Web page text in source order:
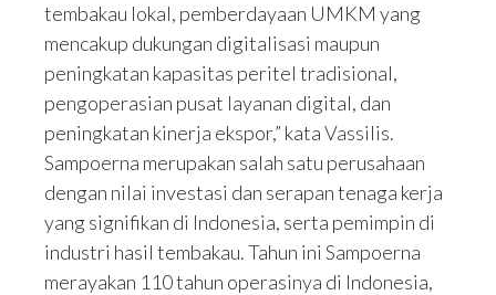
tembakau lokal, pemberdayaan UMKM yang
mencakup dukungan digitalisasi maupun
peningkatan kapasitas peritel tradisional,
pengoperasian pusat layanan digital, dan
peningkatan kinerja ekspor,” kata Vassilis.
Sampoerna merupakan salah satu perusahaan
dengan nilai investasi dan serapan tenaga kerja
yang signifikan di Indonesia, serta pemimpin di
industri hasil tembakau. Tahun ini Sampoerna
merayakan 110 tahun operasinya di Indonesia,